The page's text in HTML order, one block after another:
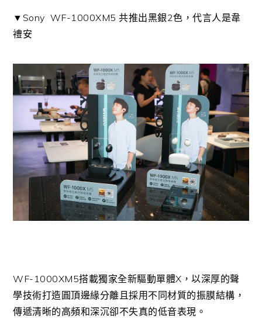
▼Sony WF-1000XM5 共推出黑銀2色，代言人是韋
禮安
WF-1000XM5搭載獨家全新驅動單體X，以深厚的聲
學技術打造圓頂邊緣分離且採用不同材質的振膜結構，
傳遞清晰的高頻和深沉卻不失真的低音表現。